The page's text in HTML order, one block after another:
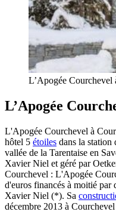
L’Apogée Courchevel
L’Apogée
L'Apogée Courchevel à
hôtel 5 étoiles dans la station
vallée de la Tarentaise en
Xavier Niel et géré par
Courchevel : L'Apogée
d'euros financés à moitié par
Xavier Niel (*). Sa
décembre 2013 à